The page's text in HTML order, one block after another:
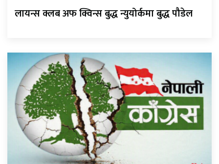
लायन्स क्लब अफ क्विन्स बुद्ध न्युयोर्कमा बुद्ध पौडेल